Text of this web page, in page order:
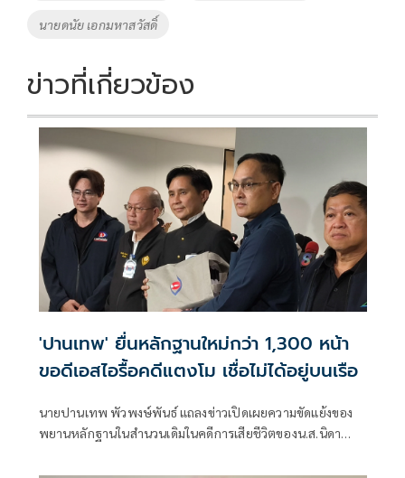
นายดนัย เอกมหาสวัสดิ์
ข่าวที่เกี่ยวข้อง
'ปานเทพ' ยื่นหลักฐานใหม่กว่า 1,300 หน้า
ขอดีเอสไอรื้อคดีแตงโม เชื่อไม่ได้อยู่บนเรือ
นายปานเทพ พัวพงษ์พันธ์ แถลงข่าวเปิดเผยความขัดแย้งของ
พยานหลักฐานในสำนวนเดิมในคดีการเสียชีวิตของน.ส.นิดา
พิกัดดาวเทียม และรายงานดิจิทัลที่มีความหนากว่า 1,300 หน้า